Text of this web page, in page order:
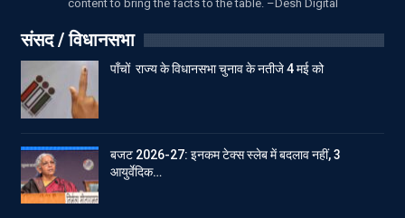
content to bring the facts to the table. –Desh Digital
संसद / विधानसभा
पाँचों राज्य के विधानसभा चुनाव के नतीजे 4 मई को
बजट 2026-27: इनकम टेक्स स्लेब में बदलाव नहीं, 3
आयुर्वेदिक…